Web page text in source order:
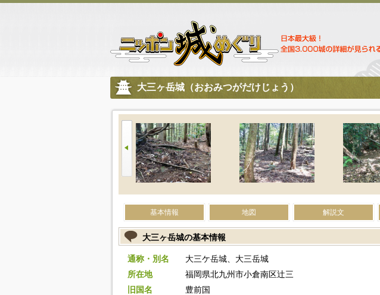
大三ヶ岳城（おおみつがだけじょう）
基本情報 地図 解説文
大三ヶ岳城の基本情報
通称・別名
大三ケ岳城、大三岳城
所在地
福岡県北九州市小倉南区辻三
旧国名
豊前国